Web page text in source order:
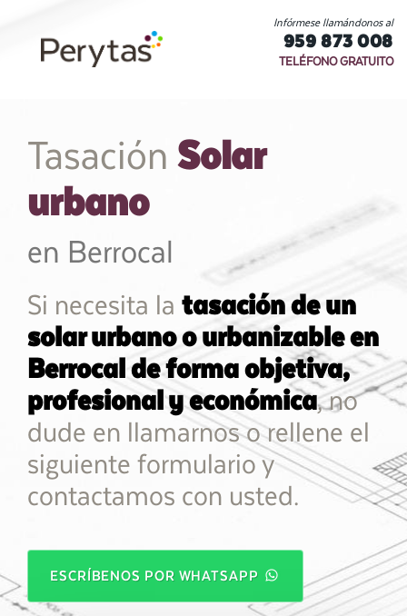
Infórmese llamándonos al
959 873 008
TELÉFONO GRATUITO
Tasación Solar
urbano
en Berrocal
Si necesita la tasación de un
solar urbano o urbanizable en
Berrocal de forma objetiva,
profesional y económica, no
dude en llamarnos o rellene el
siguiente formulario y
contactamos con usted.
ESCRÍBENOS POR WHATSAPP